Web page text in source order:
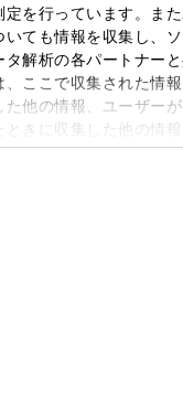
を行っています。ま
ても情報を収集し、
解析の各パートナー
ここで収集された情
た他の情報、ユーザー
ときに収集した他の情
す。当ウェブサイト
クッキー)が保存
す。Cookie(クッキー)
撤回したりするにあた
）情報の取り扱いにつ